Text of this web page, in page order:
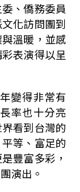
、僑務委員
化訪問團到
溫暖，並感
表演得以呈
變得非常有
率也十分亮
看到台灣的
等、富足的
豐富多彩，
演出。